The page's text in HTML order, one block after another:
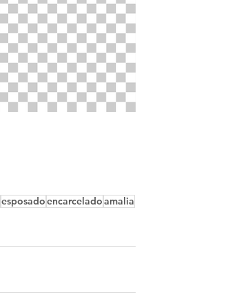
esposadoencarceladoamalia